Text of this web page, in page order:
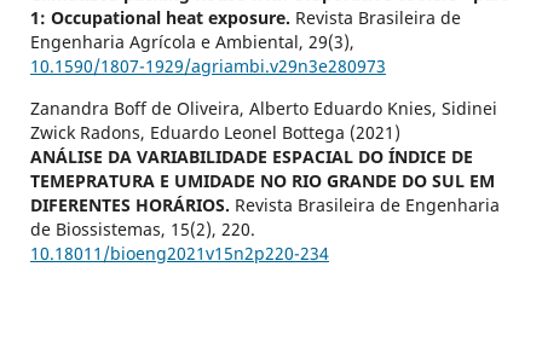
1: Occupational heat exposure. Revista Brasileira de
Engenharia Agrícola e Ambiental, 29(3),
10.1590/1807-1929/agriambi.v29n3e280973
Zanandra Boff de Oliveira, Alberto Eduardo Knies, Sidinei
Zwick Radons, Eduardo Leonel Bottega (2021)
ANÁLISE DA VARIABILIDADE ESPACIAL DO ÍNDICE DE
TEMEPRATURA E UMIDADE NO RIO GRANDE DO SUL EM
DIFERENTES HORÁRIOS. Revista Brasileira de Engenharia
de Biossistemas, 15(2), 220.
10.18011/bioeng2021v15n2p220-234